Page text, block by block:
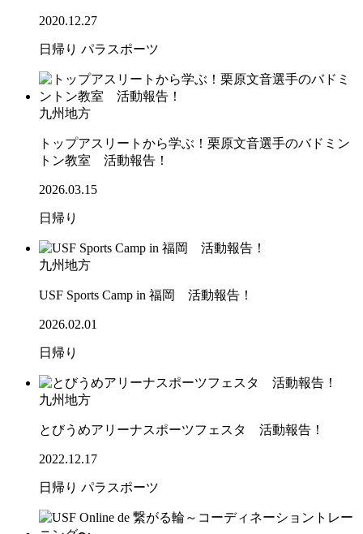
2020.12.27
日帰り パラスポーツ
九州地方
トップアスリートから学ぶ！栗原文音選手のバドミン
トン教室 活動報告！
2026.03.15
日帰り
九州地方
USF Sports Camp in 福岡 活動報告！
2026.02.01
日帰り
九州地方
とびうめアリーナスポーツフェスタ 活動報告！
2022.12.17
日帰り パラスポーツ